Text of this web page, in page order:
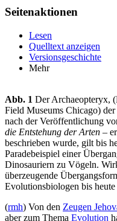
Seitenaktionen
Lesen
Quelltext anzeigen
Versionsgeschichte
Mehr
Abb. 1 Der Archaeopteryx,
Field Museums Chicago)
nach der Veröffentlichung
die Entstehung der Arten –
beschrieben wurde, gilt bis
Paradebeispiel einer
Dinosauriern zu Vögeln.
überzeugende
Evolutionsbiologen bis
(rmh) Von den Zeugen
aber zum Thema Evolution